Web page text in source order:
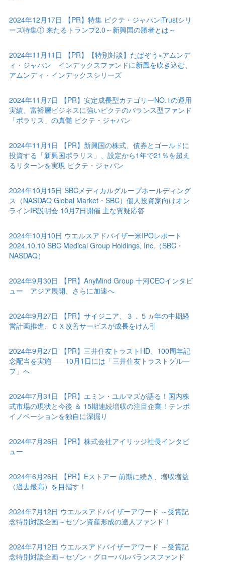
2024年12月17日 【PR】特集 ピクテ・ジャパンiTrustシリ
ーズ特集① 来たるトランプ2.0～新興国の勝者とは～
2024年11月11日 【PR】【特別対談】たぱぞう×アムンデ
ィ・ジャパン インデックスファンドに新風を吹き込む、
アムンディ・インデックスシリーズ
2024年11月7日 【PR】安定成長型カテゴリーNO.1の運用
実績、富裕層ビジネスに強いピクテのバランス型ファンド
「ポラリス」の真髄 ピクテ・ジャパン
2024年11月1日 【PR】新興国の株式、債券とゴールドに
投資する「新興国ポラリス」、設定から1年で21％を超え
るリターンを実現 ピクテ・ジャパン
2024年10月15日 SBCメディカルグループホールディング
ス（NASDAQ Global Market・SBC）個人投資家向けオン
ラインIR説明会 10月7日開催 主な質疑応答
2024年10月10日 ウエルスアドバイザー米IPOレポート
2024.10.10 SBC Medical Group Holdings, Inc.（SBC・
NASDAQ）
2024年9月30日 【PR】AnyMind Group 十河CEOインタビ
ュー アジア展開、さらに加速へ
2024年9月27日 【PR】サイジニア、３．５ヵ年の中期経
営計画推進、ＣＸ改善サービスが成長をけん引
2024年9月27日 【PR】三井住友トラストHD、100周年記
念配当を実施――10月1日には「三井住友トラストグルー
プ」へ
2024年7月31日 【PR】エミン・ユルマズが語る！国内株
式市場の現状と今後 ＆ 15期連続増収の注目企業！テンポ
イノベーションを独自に深掘り
2024年7月26日 【PR】株式会社アイリッジ社長インタビ
ュー
2024年6月26日 【PR】Eストアー 前期に続き、増収増益
（過去最高）を目指す！
2024年7月12日 ウエルスアドバイザーアワード ～受賞記
念特別対談企画～セゾン資産形成の達人ファンド！
2024年7月12日 ウエルスアドバイザーアワード ～受賞記
念特別対談企画～セゾン・グローバルバランスファンド